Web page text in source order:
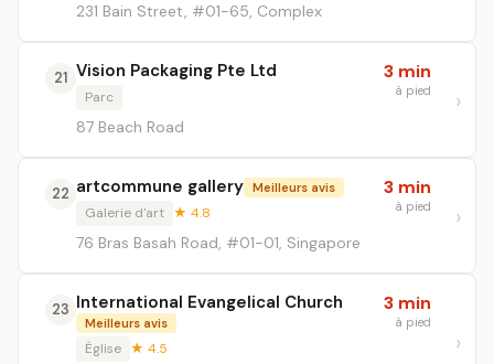
231 Bain Street, #01-65, Complex
21 Vision Packaging Pte Ltd
Parc
87 Beach Road
3 min
à pied
22 artcommune gallery Meilleurs avis
Galerie d'art ★ 4.8
76 Bras Basah Road, #01-01, Singapore
3 min
à pied
23 International Evangelical Church
Meilleurs avis
Église ★ 4.5
3 min
à pied